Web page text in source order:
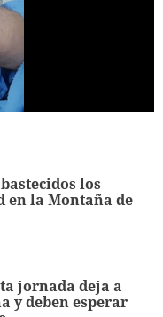
los
en la Montaña de
jornada deja a
y deben esperar